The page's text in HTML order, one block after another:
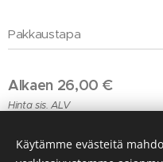
Pakkaustapa
Alkaen 26,00 €
Hinta sis. ALV
Käytämme evästeitä